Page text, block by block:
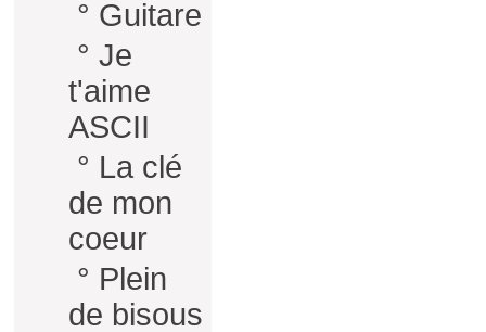
° Guitare
° Je
t'aime
ASCII
° La clé
de mon
coeur
° Plein
de bisous